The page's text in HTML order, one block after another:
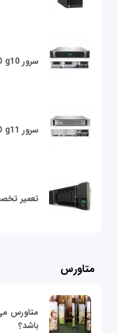
سرور dl380 g10
سرور dl380 g11
تعمیر
متاورس
متاورس
باشد؟